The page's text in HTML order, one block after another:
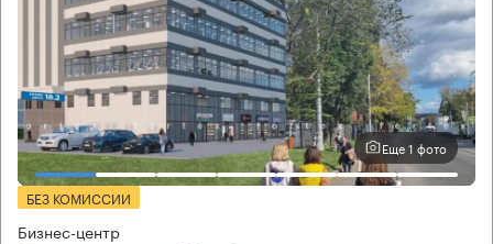
Еще 1 фото
БЕЗ КОМИССИИ
Бизнес-центр